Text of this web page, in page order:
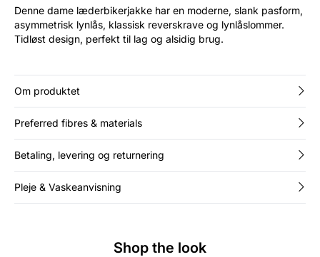
Denne dame læderbikerjakke har en moderne, slank pasform,
asymmetrisk lynlås, klassisk reverskrave og lynlåslommer.
Tidløst design, perfekt til lag og alsidig brug.
Om produktet
Preferred fibres & materials
Betaling, levering og returnering
Pleje & Vaskeanvisning
Shop the look